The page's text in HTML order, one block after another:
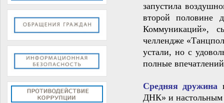
запустила
второй половине
Коммуникаций»,
челлендже
устали, но с
полные
Средняя дружина
ДНК» и настольным